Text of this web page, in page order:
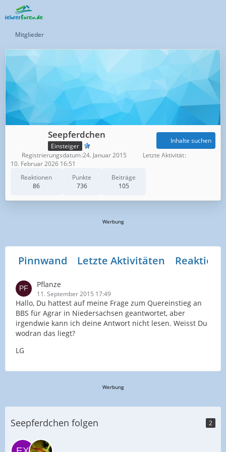
Mitglieder
Seepferdchen
Einsteiger
Reaktionen
86
Punkte
736
Beiträge
105
Inhalte suchen
Registrierungsdatum 24. Januar 2015
Letzte Aktivität
10. Februar 2026 16:51
Werbung
Pinnwand Letzte Aktivitäten
Pflanze
11. September 2015 17:49
Hallo, Du hattest auf meine Frage zum Quereinstieg an
BBS für Agrar in Niedersachsen geantwortet, aber
irgendwie kann ich deine Antwort nicht lesen. Weisst Du
wodran das liegt?
LG
Werbung
Seepferdchen folgen 2